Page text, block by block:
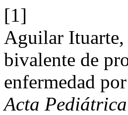
[1]
Aguilar Ituarte,
bivalente de
enfermedad
Acta